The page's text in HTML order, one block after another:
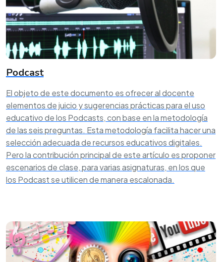
Podcast
El objeto de este documento es ofrecer al docente
elementos de juicio y sugerencias prácticas para el uso
educativo de los Podcasts, con base en la metodología
de las seis preguntas. Esta metodología facilita hacer una
selección adecuada de recursos educativos digitales.
Pero la contribución principal de este artículo es proponer
escenarios de clase, para varias asignaturas, en los que
los Podcast se utilicen de manera escalonada.